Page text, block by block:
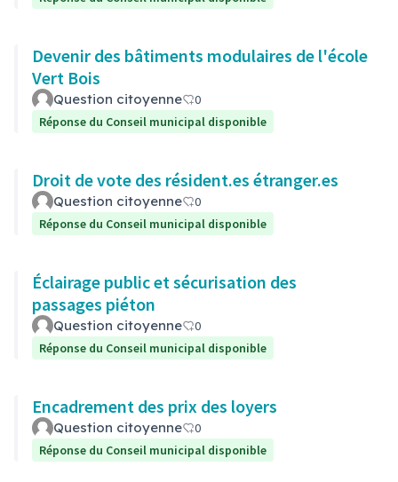
Devenir des bâtiments modulaires de l'école
Vert Bois
Question citoyenne
0
Réponse du Conseil municipal disponible
Droit de vote des résident.es étranger.es
Question citoyenne
0
Réponse du Conseil municipal disponible
Éclairage public et sécurisation des
passages piéton
Question citoyenne
0
Réponse du Conseil municipal disponible
Encadrement des prix des loyers
Question citoyenne
0
Réponse du Conseil municipal disponible